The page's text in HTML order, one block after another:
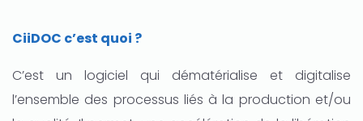
CiiDOC c’est quoi ?
C’est un logiciel qui dématérialise et digitalise
l’ensemble des processus liés à la production et/ou